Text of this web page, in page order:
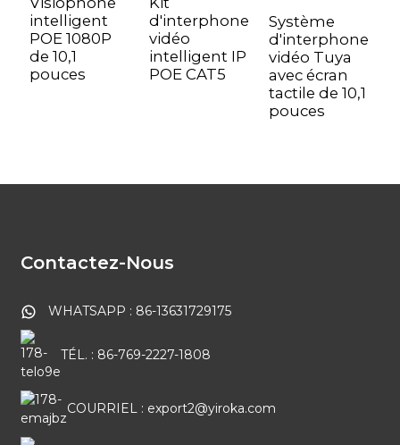
intelligent
POE 1080P
de 10,1
pouces
d'interphone
vidéo
intelligent IP
POE CAT5
Système
d'interphone
vidéo Tuya
avec écran
tactile de 10,1
pouces
Contactez-Nous
WHATSAPP : 86-13631729175
TÉL. : 86-769-2227-1808
COURRIEL : export2@yiroka.com